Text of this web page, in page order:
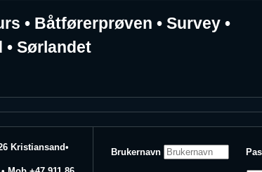
• Båtførerprøven • Survey •
Sørlandet
Kristiansand•
Brukernavn